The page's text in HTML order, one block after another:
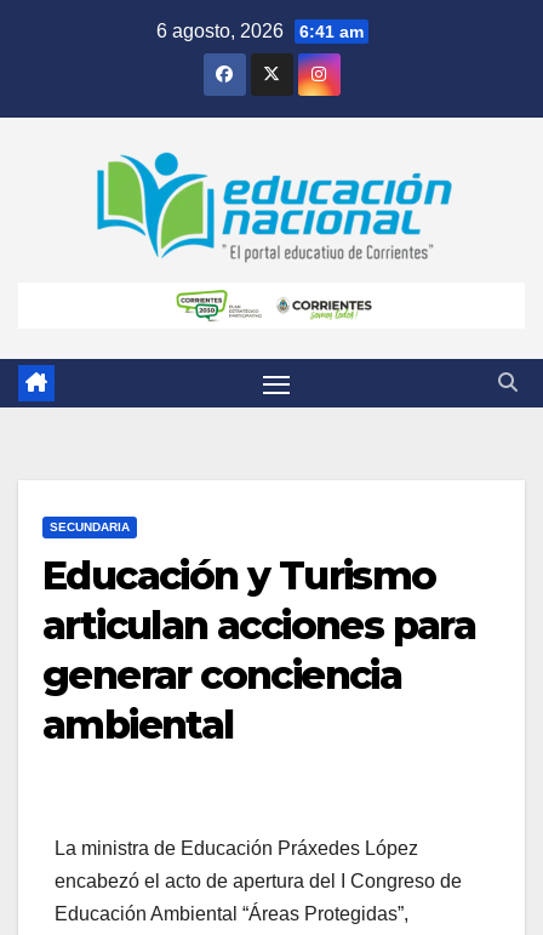
6 agosto, 2026 6:41 am
SECUNDARIA
Educación y Turismo
articulan acciones para
generar conciencia
ambiental
La ministra de Educación Práxedes López
encabezó el acto de apertura del I Congreso de
Educación Ambiental “Áreas Protegidas”,